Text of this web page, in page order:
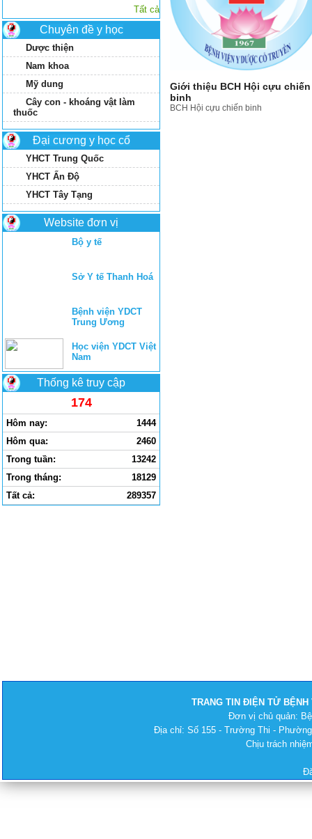
Hiệu quả chữa bệnh
bất ngờ từ phương
pháp châm cứu
Tất cả
Chuyên đề y học
Dược thiện
Nam khoa
Mỹ dung
Cây con - khoáng vật làm
thuốc
Đại cương y học cổ
YHCT Trung Quốc
YHCT Ấn Độ
YHCT Tây Tạng
Website đơn vị
Bộ y tế
Sở Y tế Thanh Hoá
Bệnh viện YDCT
Trung Ương
Học viện YDCT Việt
Nam
Thống kê truy cập
174
Hôm nay:
1444
Hôm qua:
2460
Trong tuần:
13242
Trong tháng:
18129
Tất cả:
289357
Giới thiệu BCH Hội cựu chiến
binh
BCH Hội cựu chiến binh
TRANG TIN ĐIỆN TỬ BỆNH
Đơn vị chủ quản:
Địa chỉ: Số 155 - Trường Thi -
Chịu trách